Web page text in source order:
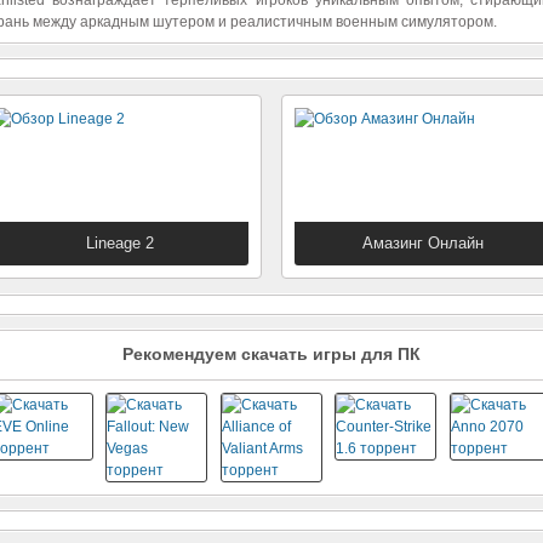
между аркадным шутером и реалистичным военным симулятором.
Lineage 2
Класическая MMORPG
Амазинг Онлайн
Криминальная Россия
Рекомендуем скачать игры для ПК